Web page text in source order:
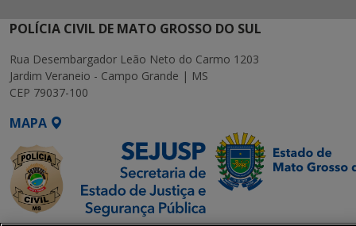
POLÍCIA CIVIL DE MATO GROSSO DO SUL
Rua Desembargador Leão Neto do Carmo 1203
Jardim Veraneio - Campo Grande | MS
CEP 79037-100
MAPA